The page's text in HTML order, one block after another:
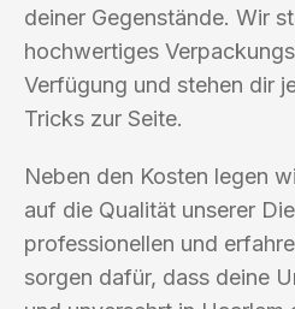
deiner Gegenstände. Wir
hochwertiges
Verfügung und stehen dir
Tricks zur Seite.
Neben den Kosten legen
auf die Qualität unserer
professionellen und
sorgen dafür, dass deine